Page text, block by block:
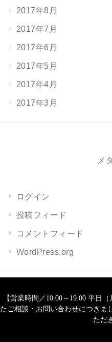
2017年8月
2017年7月
2017年6月
2017年5月
2017年4月
2017年3月
メ
ログイン
投稿フィード
コメントフィード
WordPress.org
【営業時間／10:00～19:00 平日
たご相談・お問い合わせにつきま
ただ